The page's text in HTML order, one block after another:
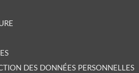
DES DONNÉES PERSONNELLES